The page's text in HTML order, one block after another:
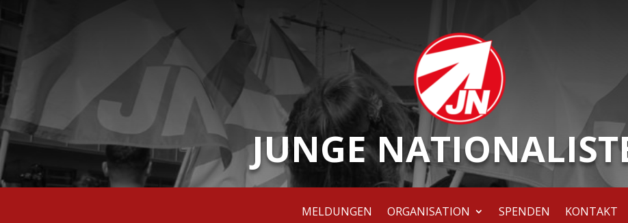
JUNGE
MELDUNGEN ORGANISATION SPENDEN KONTAKT